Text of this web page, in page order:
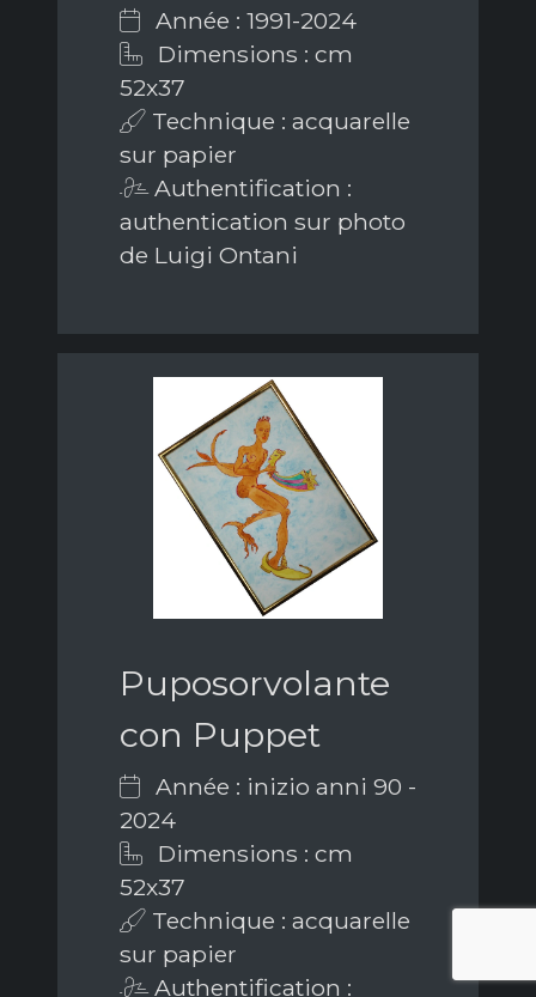
Année : 1991-2024
Dimensions : cm
52x37
Technique : acquarelle
sur papier
Authentification :
authentication sur photo
de Luigi Ontani
Puposorvolante
con Puppet
Année : inizio anni 90 -
2024
Dimensions : cm
52x37
Technique : acquarelle
sur papier
Authentification :